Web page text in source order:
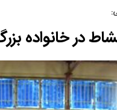
در خانواده